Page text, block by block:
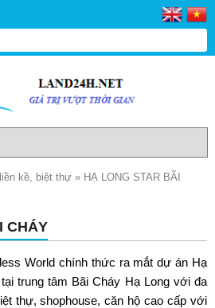
kề, biệt thự » HẠ LONG STAR BÃI
CHÁY
World chính thức ra mắt dự án Hạ
trung tâm Bãi Cháy Hạ Long với đa
thự, shophouse, căn hộ cao cấp với